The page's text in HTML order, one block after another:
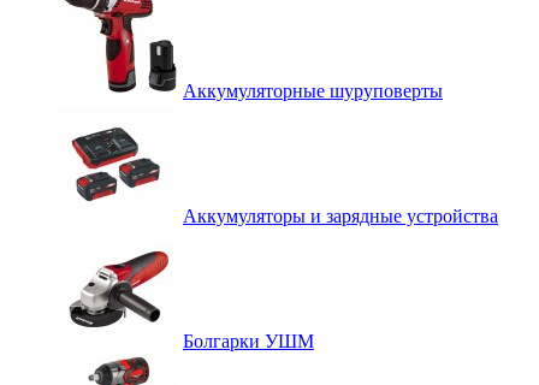
Аккумуляторные шуруповерты
Аккумуляторы и зарядные устройства
Болгарки УШМ